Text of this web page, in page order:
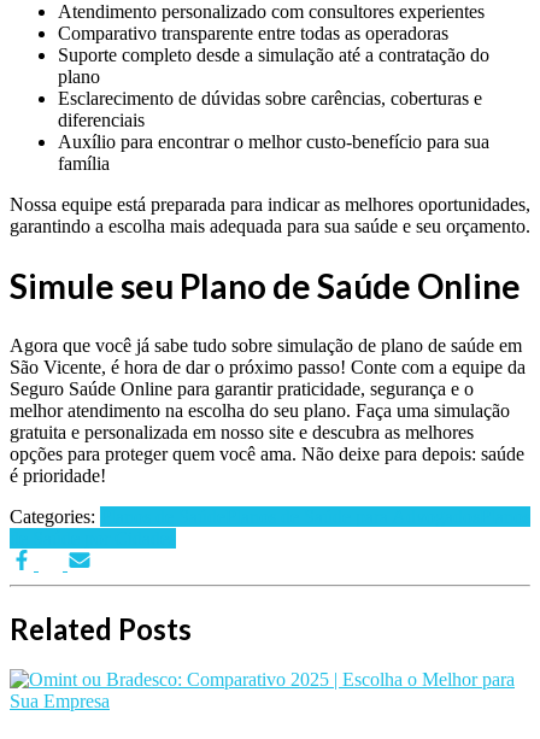
Atendimento personalizado com consultores experientes
Comparativo transparente entre todas as operadoras
Suporte completo desde a simulação até a contratação do
plano
Esclarecimento de dúvidas sobre carências, coberturas e
diferenciais
Auxílio para encontrar o melhor custo-benefício para sua
família
Nossa equipe está preparada para indicar as melhores oportunidades,
garantindo a escolha mais adequada para sua saúde e seu orçamento.
Simule seu Plano de Saúde Online
Agora que você já sabe tudo sobre simulação de plano de saúde em
São Vicente, é hora de dar o próximo passo! Conte com a equipe da
Seguro Saúde Online para garantir praticidade, segurança e o
melhor atendimento na escolha do seu plano. Faça uma simulação
gratuita e personalizada em nosso site e descubra as melhores
opções para proteger quem você ama. Não deixe para depois: saúde
é prioridade!
Categories:
Related Posts